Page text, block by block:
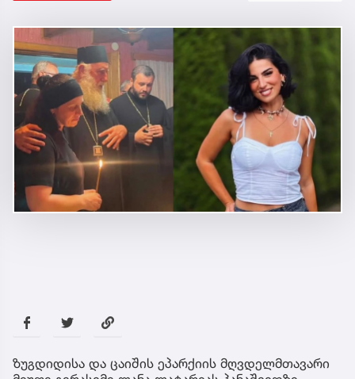
ზუგდიდისა და ცაიშის ეპარქიის მღვდელმთავარი